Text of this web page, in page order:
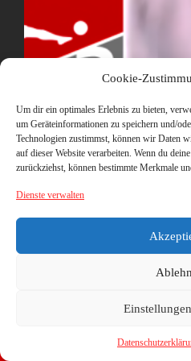
Cookie-
Um dir ein optimales Erlebnis zu bieten,
um Geräteinformationen zu speichern und/
Technologien zustimmst, können wir Daten
auf dieser Website verarbeiten. Wenn du
zurückziehst, können bestimmte Merkmale
Dienste verwalten